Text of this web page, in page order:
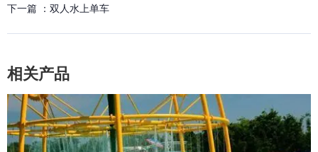
下一篇 ： 双人水上单车
相关产品